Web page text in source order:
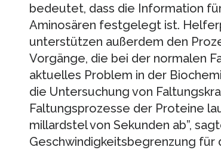
bedeutet, dass die Information
Aminosären festgelegt ist.
unterstützen außerdem den
Vorgänge, die bei der normalen
aktuelles Problem in der
die Untersuchung von
Faltungsprozesse der Proteine
millardstel von Sekunden ab”,
Geschwindigkeitsbegrenzung